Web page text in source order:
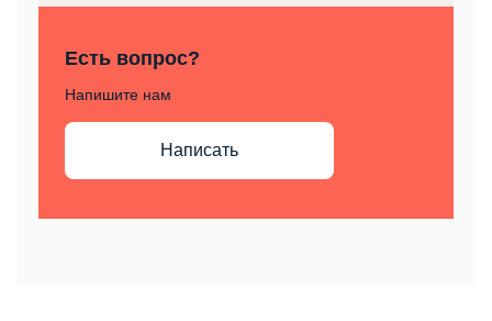
Есть вопрос?
Напишите нам
Написать